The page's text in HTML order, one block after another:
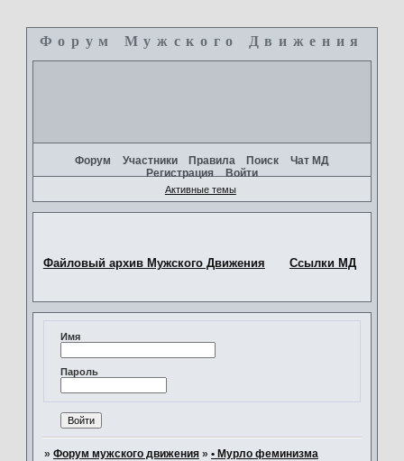
Форум Мужского Движения
Форум Участники Правила Поиск
Чат МД
Регистрация
Войти
Активные темы
Файловый архив Мужского Движения Ссылки МД
Имя
Пароль
» Форум мужского движения » • Мурло феминизма